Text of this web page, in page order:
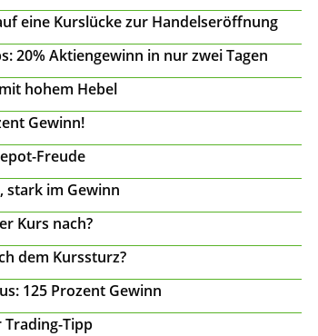
eine Kurslücke zur Handelseröffnung
20% Aktiengewinn in nur zwei Tagen
hohem Hebel
Gewinn!
Freude
stark im Gewinn
Kurs nach?
dem Kurssturz?
125 Prozent Gewinn
Tipp